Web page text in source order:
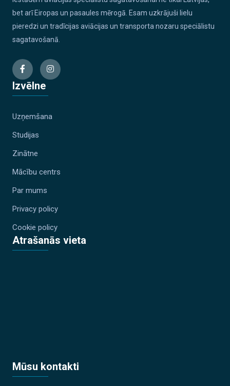
bet arī Eiropas un pasaules mērogā. Esam uzkrājuši lielu
pieredzi un tradīcijas aviācijas un transporta nozaru speciālistu
sagatavošanā.
Izvēlne
Uzņemšana
Studijas
Zinātne
Mācību centrs
Par mums
Privacy policy
Cookie policy
Atrašanās vieta
Mūsu kontakti